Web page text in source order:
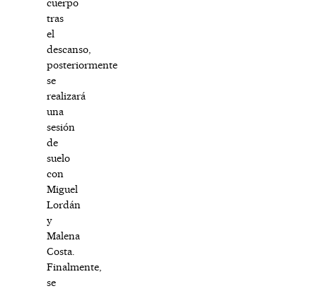
cuerpo
tras
el
descanso,
posteriormente
se
realizará
una
sesión
de
suelo
con
Miguel
Lordán
y
Malena
Costa.
Finalmente,
se